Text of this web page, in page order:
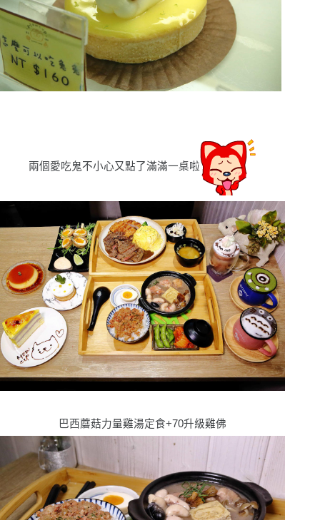
兩個愛吃鬼不小心又點了滿滿一桌啦
巴西蘑菇力量雞湯定食+70升級雞佛